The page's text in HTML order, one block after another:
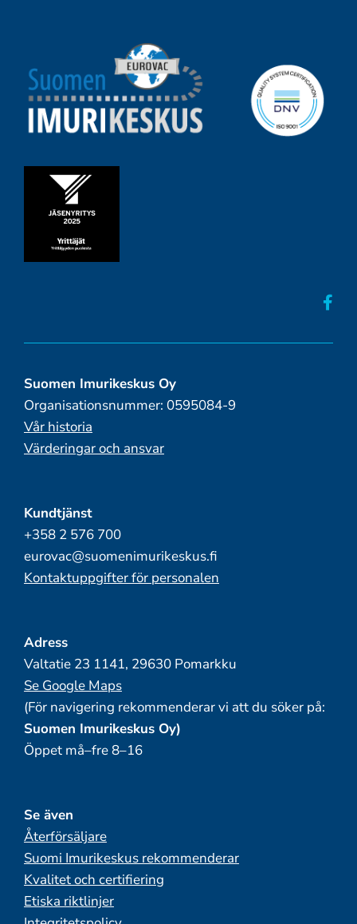
Suomen Imurikeskus Oy
Organisationsnummer: 0595084-9
Vår historia
Värderingar och ansvar
Kundtjänst
+358 2 576 700
eurovac@suomenimurikeskus.fi
Kontaktuppgifter för personalen
Adress
Valtatie 23 1141, 29630 Pomarkku
Se Google Maps
(För navigering rekommenderar vi att du söker på:
Suomen Imurikeskus Oy)
Öppet må–fre 8–16
Se även
Återförsäljare
Suomi Imurikeskus rekommenderar
Kvalitet och certifiering
Etiska riktlinjer